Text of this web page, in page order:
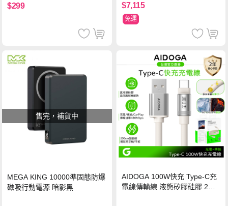
$299 $7,115
免運
售完，補貨中
MEGA KING 10000準固態防爆
磁吸行動電源 暗影黑
AIDOGA 100W快充 Type-C充
電線傳輸線 液態矽膠硅膠 2M